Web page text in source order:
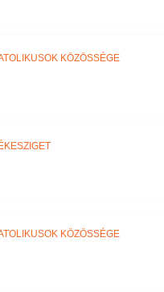
KÖZÖSSÉGE
KÖZÖSSÉGE